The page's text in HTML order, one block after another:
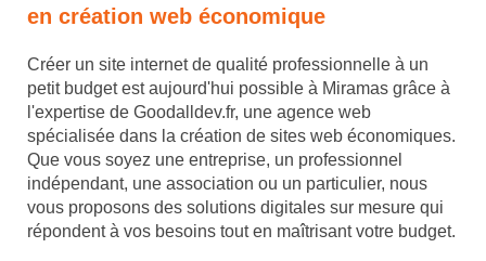
en création web économique
Créer un site internet de qualité professionnelle à un
petit budget est aujourd'hui possible à Miramas grâce à
l'expertise de Goodalldev.fr, une agence web
spécialisée dans la création de sites web économiques.
Que vous soyez une entreprise, un professionnel
indépendant, une association ou un particulier, nous
vous proposons des solutions digitales sur mesure qui
répondent à vos besoins tout en maîtrisant votre budget.